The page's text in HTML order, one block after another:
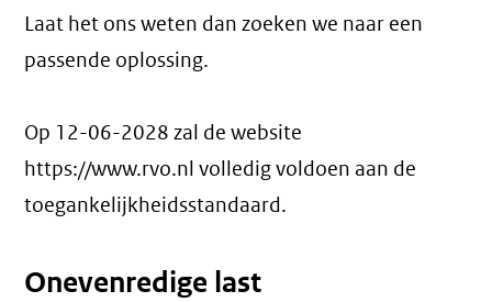
Laat het ons weten dan zoeken we naar een
passende oplossing.
Op 12-06-2028 zal de website
https://www.rvo.nl volledig voldoen aan de
toegankelijkheidsstandaard.
Onevenredige last